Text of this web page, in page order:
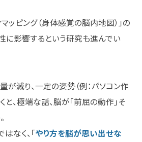
ッピング（身体感覚の脳内地図）」の
影響するという研究も進んでい
が減り、一定の姿勢（例：パソコン作
と、極端な話、脳が「前屈の動作」そ
なく、「やり方を脳が思い出せな